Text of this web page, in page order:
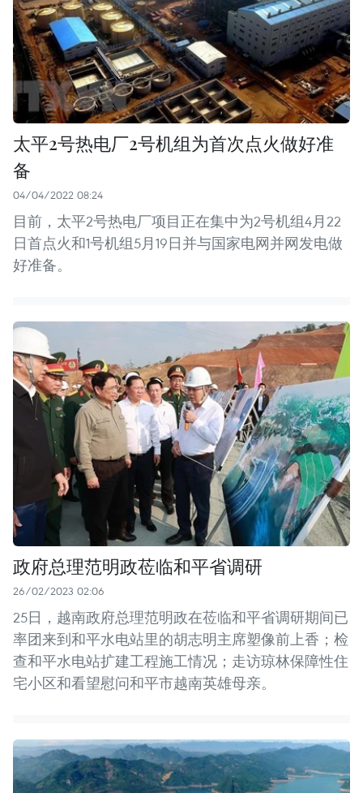
太平2号热电厂2号机组为首次点火做好准
备
04/04/2022 08:24
目前，太平2号热电厂项目正在集中为2号机组4月22
日首点火和1号机组5月19日并与国家电网并网发电做
好准备。
政府总理范明政莅临和平省调研
26/02/2023 02:06
25日，越南政府总理范明政在莅临和平省调研期间已
率团来到和平水电站里的胡志明主席塑像前上香；检
查和平水电站扩建工程施工情况；走访琼林保障性住
宅小区和看望慰问和平市越南英雄母亲。